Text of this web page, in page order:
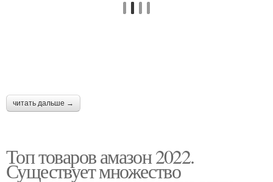
читать дальше →
Топ товаров амазон 2022.
Существует множество